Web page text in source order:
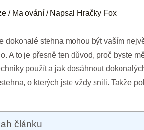
/ Malování/ Napsal Hračky Fox
dokonalé stehna mohou být vaším
A to je přesně ten důvod, proč byste
použít a jak dosáhnout
o kterých jste vždy snili. Takže
článku